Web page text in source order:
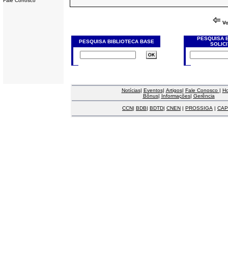
PESQUISA BIBLIOTECA BASE
PESQUISA
Notícias| Eventos| Artigos| Fale Conosco |
Bônus| Informações| Gerência
CCN| BDB| BDTD| CNEN | PROSSIGA |